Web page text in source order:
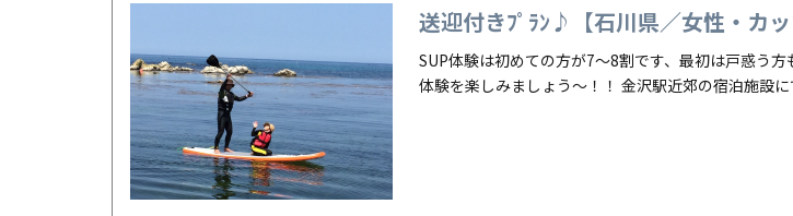
送迎付きﾌﾟﾗﾝ♪【石川県／女性・カ
SUP体験は初めての方が7～8割です、最初は戸惑う
体験を楽しみましょう～！！ 金沢駅近郊の宿泊施設